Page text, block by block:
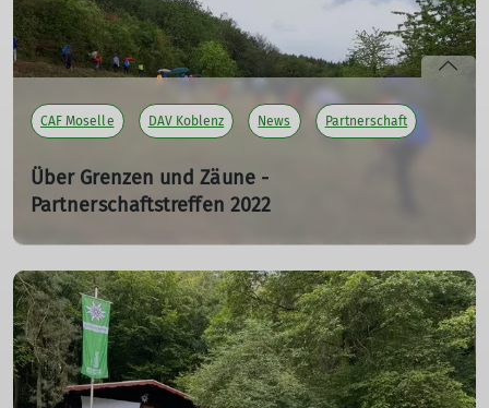
mehr erfahren
CAF Moselle DAV Koblenz News Partnerschaft
Über Grenzen und Zäune -
Partnerschaftstreffen 2022
10.09.2022
Das Partnerschaftstreffen mit unseren Freund*innen
vom CAF Moselle (Club Alpine Français, dt.: Französischer
Verband der Alpen- und Bergvereine) fand in diesem
Jahr als gemeinsames Wanderwochenende in Luxemburg
statt.